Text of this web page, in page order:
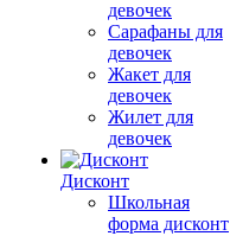
девочек
Сарафаны для
девочек
Жакет для
девочек
Жилет для
девочек
Дисконт
Школьная
форма дисконт